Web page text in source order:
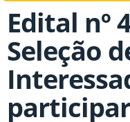
Edital nº
Seleção